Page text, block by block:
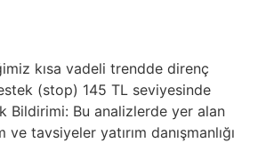
kısa vadeli trendde direnç
(stop) 145 TL seviyesinde
Bildirimi: Bu analizlerde yer alan
ve tavsiyeler yatırım danışmanlığı